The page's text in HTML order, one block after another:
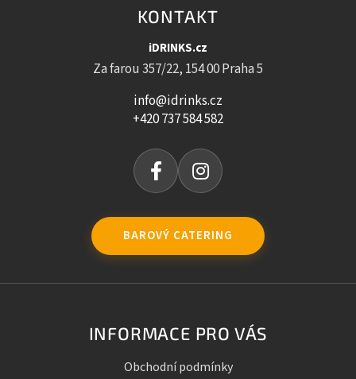
KONTAKT
iDRINKS.cz
Za farou 357/22, 154 00 Praha 5
info@idrinks.cz
+420 737 584 582
BAROVÝ CATERING
INFORMACE PRO VÁS
Obchodní podmínky